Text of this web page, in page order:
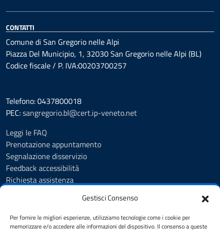
Gestisci Consenso
Per fornire le migliori esperienze, utilizziamo tecnologie come i cookie per
memorizzare e/o accedere alle informazioni del dispositivo. Il consenso a queste
CONTATTI
Comune di San Gregorio nelle Alpi
Piazza Del Municipio, 1, 32030 San Gregorio nelle Alpi (BL)
Codice fiscale / P. IVA:00203700257
Telefono: 0437800018
PEC:sangregorio.bl@cert.ip-veneto.net
Leggi le FAQ
Prenotazione appuntamento
Segnalazione disservizio
Feedback accessibilità
Richiesta assistenza
Amministrazione trasparente
Informativa privacy
Cookie Policy (UE)